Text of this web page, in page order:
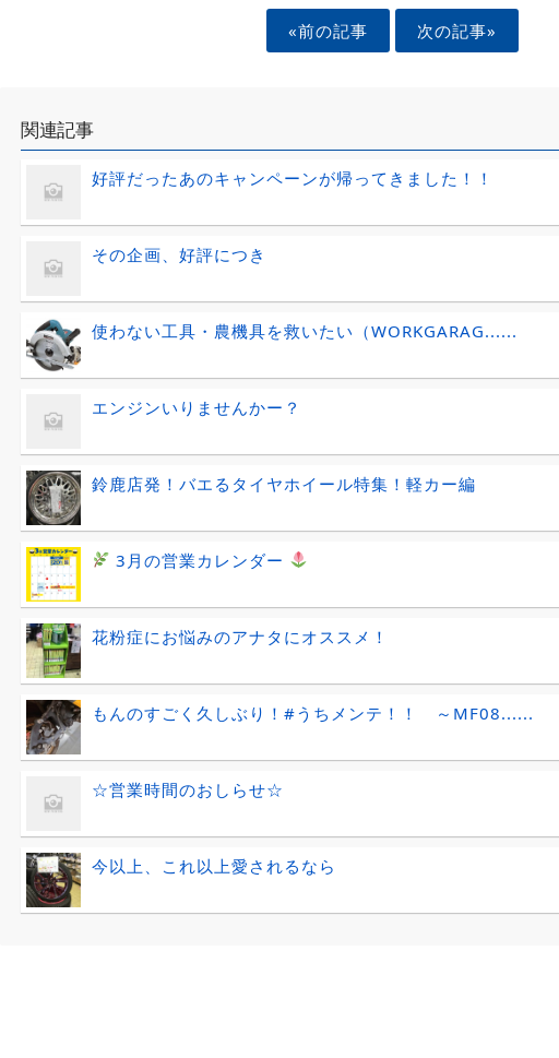
«前の記事 次の記事»
関連記事
好評だったあのキャンペーンが帰ってきました！！
その企画、好評につき
使わない工具・農機具を救いたい（WORKGARAG......
エンジンいりませんかー？
鈴鹿店発！バエるタイヤホイール特集！軽カー編
3月の営業カレンダー
花粉症にお悩みのアナタにオススメ！
もんのすごく久しぶり！#うちメンテ！！ ～MF08......
☆営業時間のおしらせ☆
今以上、これ以上愛されるなら